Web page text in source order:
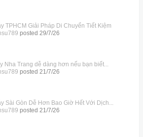
TPHCM Giải Pháp Di Chuyển Tiết Kiệm
posted 29/7/26
Nha Trang dễ dàng hơn nếu bạn biết...
posted 21/7/26
Sài Gòn Dễ Hơn Bao Giờ Hết Với Dịch...
posted 21/7/26